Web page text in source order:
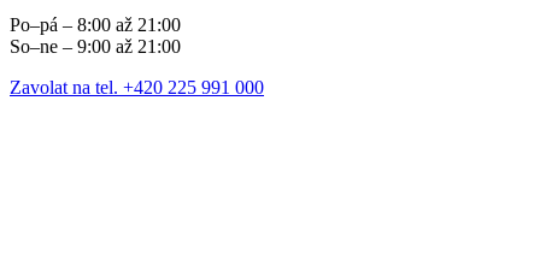
Po–pá – 8:00 až 21:00
So–ne – 9:00 až 21:00
Zavolat na tel. +420 225 991 000